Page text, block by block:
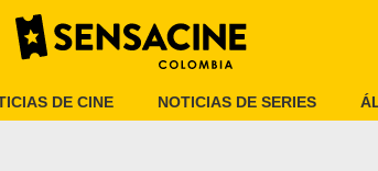
DE CINE NOTICIAS DE SERIES